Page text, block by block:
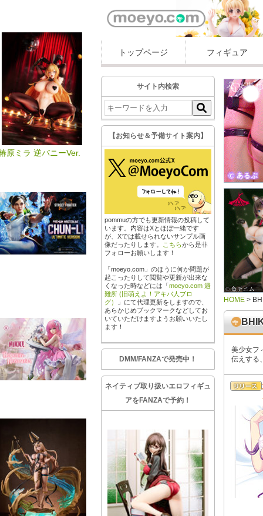
原ミラ 逆バニーVer.
トップページ フィギュア
サイト内検索
【お知らせ＆予備サイト案内】
pommuの方でも更新情報の投稿して
います。内容はXとほぼ一緒です
が、Xでは載せられないサンプル画
像だったりします。
こちらから是非
フォローお願いします！
「moeyo.com」のほうに何か問題が
起こったりして閲覧や更新が出来な
くなった時などには「moeyo.com 避
難所 (旧萌えよ！アキバ人ブロ
グ）
」にて代理更新をしますので、
あらかじめブックマークなどしてお
いていただけますようお願いいたし
ます！
DMM/FANZAで発売中！
ネイティブ取り扱いエロフィギュ
アをFANZAで予約！
HOME >
美少女フ
伝えする